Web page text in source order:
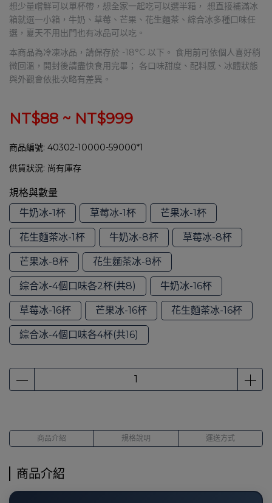
想少量嚐鮮可以單杯帶，想全家一起吃可以選半箱， 想直接補滿冰
箱就選一小箱，牛奶、草莓、芒果、花生麵茶、綜合冰多種口味任
選，夏天不用出門也有冰品可以吃。
本商品為冷凍冰品，請保存於 -18°C 以下。 食用前可依個人喜好稍
微回溫，開封後請盡快食用完畢； 各口味甜度、配料感、冰體狀態
與外觀會依批次略有差異。
NT$88 ~ NT$999
商品編號: 40302-10000-59000*1
供貨狀況: 尚有庫存
規格與數量
牛奶冰-1杯
草莓冰-1杯 芒果冰-1杯
花生麵茶冰-1杯 牛奶冰-8杯 草莓冰-8杯
芒果冰-8杯 花生麵茶冰-8杯
綜合冰-4個口味各2杯(共8) 牛奶冰-16杯
草莓冰-16杯 芒果冰-16杯 花生麵茶冰-16杯
綜合冰-4個口味各4杯(共16)
商品介紹 規格說明 運送方式
商品介紹